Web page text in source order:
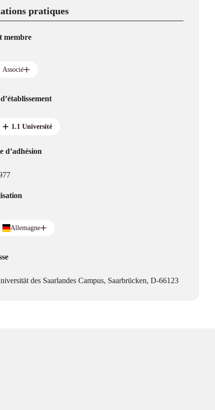
pratiques
membre
Associé
1.1 Université
d’adhésion
Allemagne
des Saarlandes Campus, Saarbrücken, D-66123